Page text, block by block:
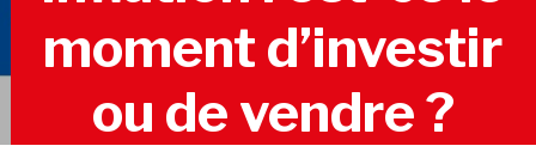
moment d’investir
ou de vendre ?